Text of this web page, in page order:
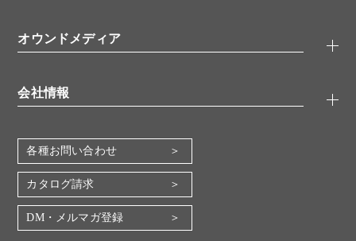
バイオメディカル(環境・食品)
機器・消耗品
書類ダウンロード
YouTube
オウンドメディア
会社情報
会社概要
地図・アクセス（本社）
IR情報
電子公告
各種お問い合わせ
カタログ請求
DM・メルマガ登録